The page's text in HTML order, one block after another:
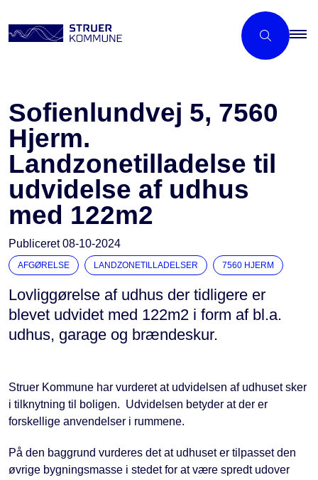
Sofienlundvej 5, 7560
Hjerm.
Landzonetilladelse til
udvidelse af udhus
med 122m2
Publiceret08-10-2024
AFGØRELSE LANDZONETILLADELSER 7560 HJERM
Lovliggørelse af udhus der tidligere er
blevet udvidet med 122m2 i form af bl.a.
udhus, garage og brændeskur.
Struer Kommune har vurderet at udvidelsen af udhuset sker
i tilknytning til boligen. Udvidelsen betyder at der er
forskellige anvendelser i rummene.
På den baggrund vurderes det at udhuset er tilpasset den
øvrige bygningsmasse i stedet for at være spredt udover